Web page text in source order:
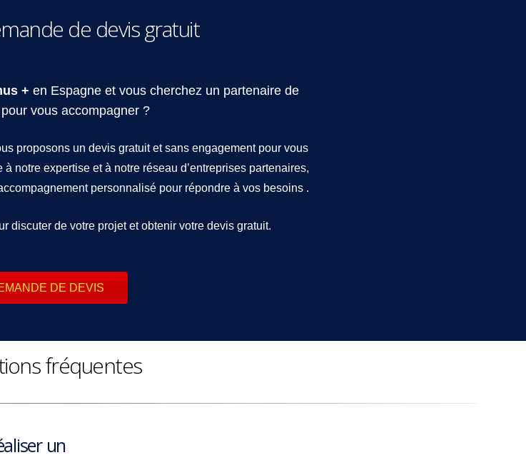
de devis gratuit
+ en Espagne et vous cherchez un partenaire de
vous accompagner ?
proposons un devis gratuit et sans engagement pour vous
notre expertise et à notre réseau d’entreprises partenaires,
personnalisé pour répondre à vos besoins .
discuter de votre projet et obtenir votre devis gratuit.
DE DEVIS
fréquentes
un